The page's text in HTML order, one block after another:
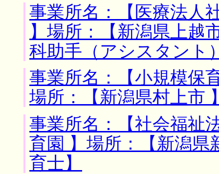
事業所名：【医療法
】場所：【新潟県上越
科助手（アシスタント
事業所名：【小規模
場所：【新潟県村上市
事業所名：【社会福
育園 】場所：【新潟県
育士】